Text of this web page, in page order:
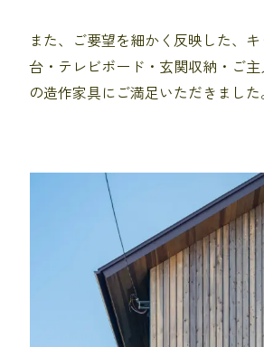
また、ご要望を細かく反映した、
台・テレビボード・玄関収納・ご
の造作家具にご満足いただきました